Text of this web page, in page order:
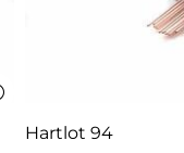
Hartlot 94